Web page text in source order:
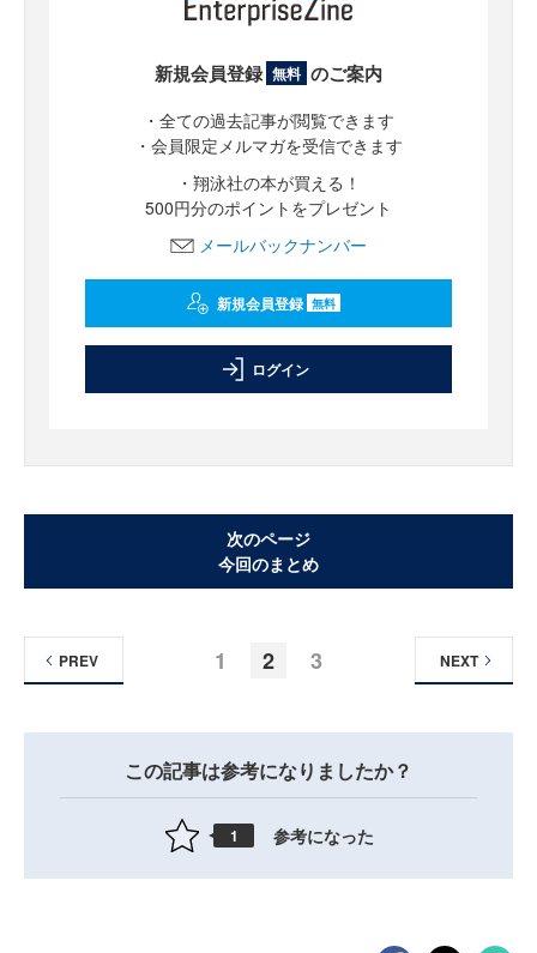
新規会員登録 無料 のご案内
・全ての過去記事が閲覧できます
・会員限定メルマガを受信できます
・翔泳社の本が買える！
500円分のポイントをプレゼント
メールバックナンバー
新規会員登録 無料
ログイン
次のページ
今回のまとめ
1 2 3
PREV NEXT
この記事は参考になりましたか？
1 参考になった